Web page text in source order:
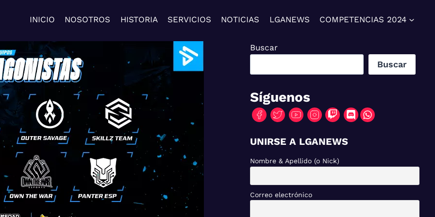
INICIO NOSOTROS HISTORIA SERVICIOS NOTICIAS LGANEWS COMPETENCIAS 2024
Buscar
Buscar
Síguenos
UNIRSE A LGANEWS
Nombre & Apellido (o Nick)
Correo electrónico